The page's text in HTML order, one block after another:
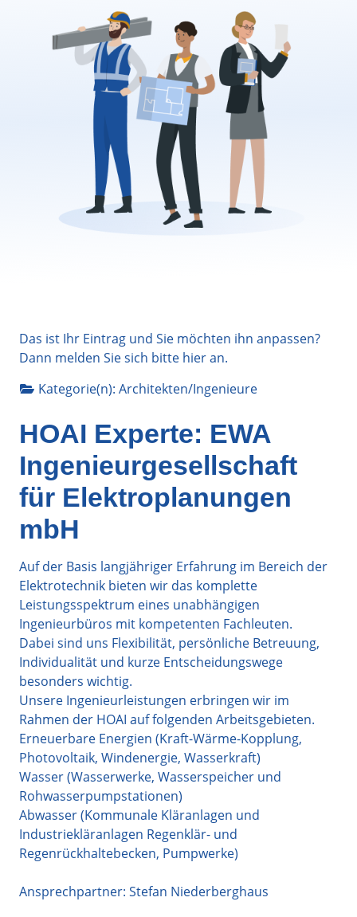
Das ist Ihr Eintrag und Sie möchten ihn anpassen?
Dann melden Sie sich bitte hieran.
Kategorie(n): Architekten/Ingenieure
HOAI Experte: EWA
Ingenieurgesellschaft
für Elektroplanungen
mbH
Auf der Basis langjähriger Erfahrung im Bereich der
Elektrotechnik bieten wir das komplette
Leistungsspektrum eines unabhängigen
Ingenieurbüros mit kompetenten Fachleuten.
Dabei sind uns Flexibilität, persönliche Betreuung,
Individualität und kurze Entscheidungswege
besonders wichtig.
Unsere Ingenieurleistungen erbringen wir im
Rahmen der HOAI auf folgenden Arbeitsgebieten.
Erneuerbare Energien (Kraft-Wärme-Kopplung,
Photovoltaik, Windenergie, Wasserkraft)
Wasser (Wasserwerke, Wasserspeicher und
Rohwasserpumpstationen)
Abwasser (Kommunale Kläranlagen und
Industriekläranlagen Regenklär- und
Regenrückhaltebecken, Pumpwerke)
Ansprechpartner: Stefan Niederberghaus